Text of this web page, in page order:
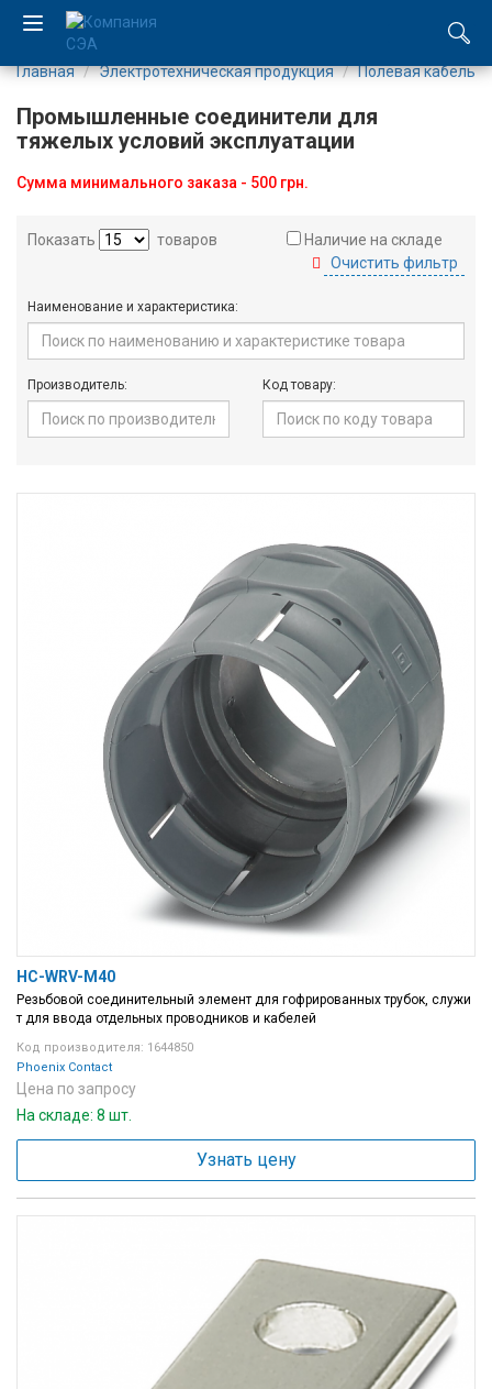
UA
Компания
Каталог
Производство
Услуги
Новости
Производители
Контакты
Доставка
Тех.
поддержка
Главная Электротехническая продукция Полевая
Промышленные соединители для
тяжелых условий эксплуатации
Сумма минимального заказа - 500 грн.
Показать товаров
Наличие на складе
Очистить фильтр
Наименование и характеристика:
Производитель: Код товару:
HC-WRV-M40
Резьбовой соединительный элемент для гофрированных трубок, служи
т для ввода отдельных проводников и кабелей
Код производителя: 1644850
Phoenix Contact
Цена по запросу
На складе: 8 шт.
Узнать цену